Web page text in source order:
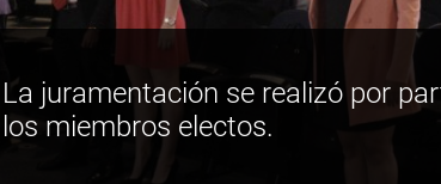
La juramentación se realizó por
los miembros electos.